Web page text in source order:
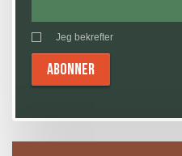
Jeg bekrefter